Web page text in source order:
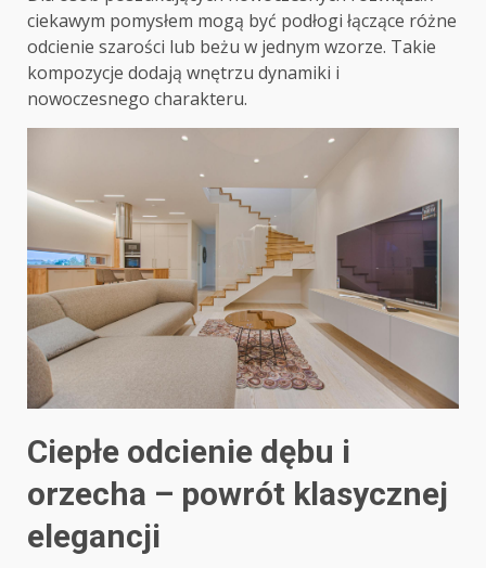
ciekawym pomysłem mogą być podłogi łączące różne
odcienie szarości lub beżu w jednym wzorze. Takie
kompozycje dodają wnętrzu dynamiki i
nowoczesnego charakteru.
Ciepłe odcienie dębu i
orzecha – powrót klasycznej
elegancji